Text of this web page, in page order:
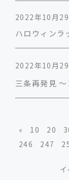
2022年10月
ハロウィンラ
2022年10月
三条再発見
« 10 20
246
247